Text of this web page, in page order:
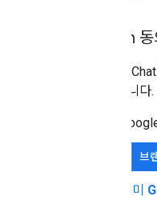
OAuth
Google
해야 합니다.
브
이미